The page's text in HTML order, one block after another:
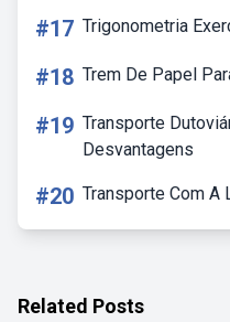
#17 Trigonometria
#18 Trem De Papel
#19 Transporte
Desvantagens
#20 Transporte Com A
Related Posts